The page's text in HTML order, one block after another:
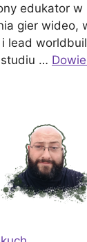
edukator w
gier wideo,
lead
…